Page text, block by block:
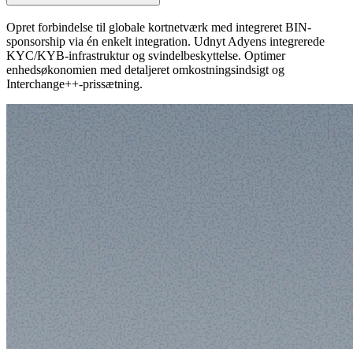
Opret forbindelse til globale kortnetværk med integreret BIN-
sponsorship via én enkelt integration. Udnyt Adyens integrerede
KYC/KYB-infrastruktur og svindelbeskyttelse. Optimer
enhedsøkonomien med detaljeret omkostningsindsigt og
Interchange++-prissætning.